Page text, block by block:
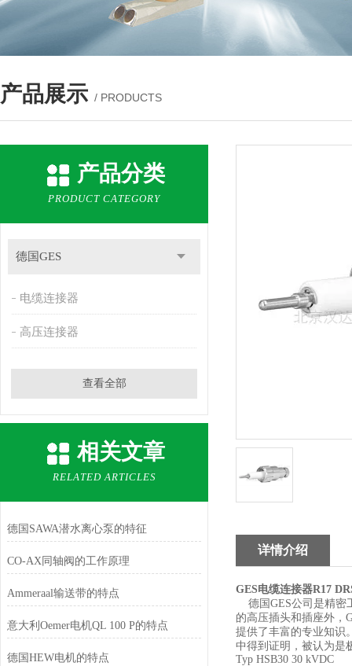
产品展示 / PRODUCTS
产品分类
PRODUCT CATEGORY
德国GES
电缆连接器
高压连接器
查看全部
相关文章
RELATED ARTICLES
德国SAWA潜水离心泵的特征
CO-AX同轴阀的工作原理
Ammeraal输送带的特点
意大利Oemer电机QL 100 P的特点
德国HEW电机的特点
详情介绍
GES电缆连接器R17
德国GES公司是精密
的高压插头和插座外，
提供了丰富的专业知识
中得到证明，被认为是
Typ HSB30 30 kVDC